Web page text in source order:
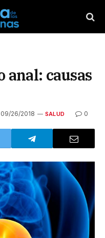
anal: causas
09/26/2018 SALUD 0